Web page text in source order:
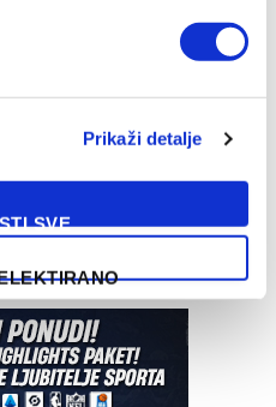
Prikaži detalje
SVE